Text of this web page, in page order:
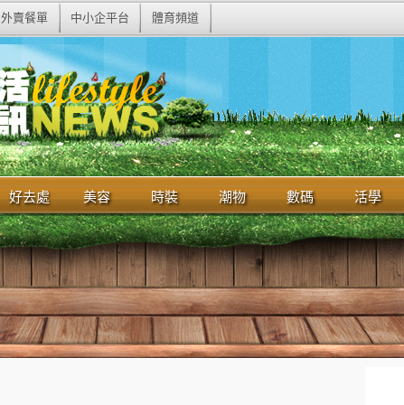
外賣餐單 中小企平台 體育頻道
好去處 美容 時裝 潮物 數碼 活學